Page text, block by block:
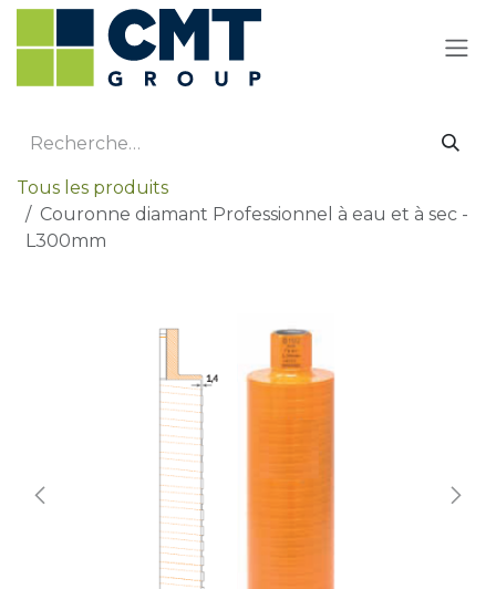
Se rendre au contenu
Tous les produits
Couronne diamant Professionnel à eau et à sec -
L300mm